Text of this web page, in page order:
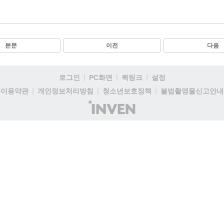
본문 이전 다음
로그인 PC화면 퀵링크
설정
이용약관
개인정보처리방침 청소년보호정책
불법촬영물신고안내
(주)
인